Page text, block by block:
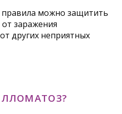
можно защитить
заражения
других неприятных